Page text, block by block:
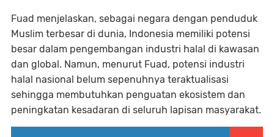
Fuad menjelaskan, sebagai negara dengan penduduk
Muslim terbesar di dunia, Indonesia memiliki potensi
besar dalam pengembangan industri halal di kawasan
dan global. Namun, menurut Fuad, potensi industri
halal nasional belum sepenuhnya teraktualisasi
sehingga membutuhkan penguatan ekosistem dan
peningkatan kesadaran di seluruh lapisan masyarakat.